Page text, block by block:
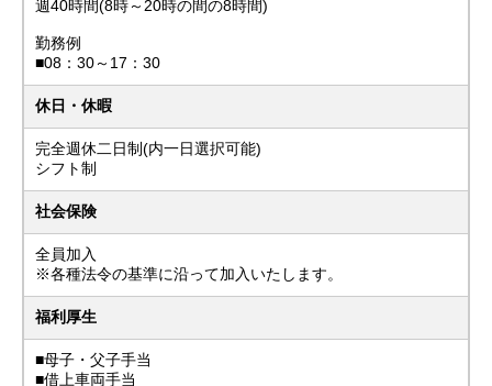
週40時間(8時～20時の間の8時間)
勤務例
■08：30～17：30
休日・休暇
完全週休二日制(内一日選択可能)
シフト制
社会保険
全員加入
※各種法令の基準に沿って加入いたします。
福利厚生
■母子・父子手当
■借上車両手当